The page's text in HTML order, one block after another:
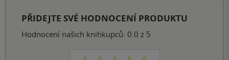
PŘIDEJTE SVÉ HODNOCENÍ PRODUKTU
Hodnocení našich knihkupců: 0.0 z 5